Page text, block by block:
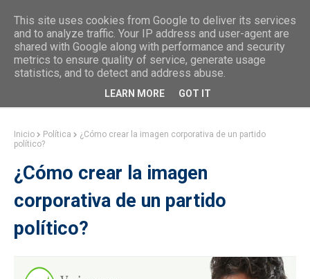
Inicio Política
¿Cómo crear la imagen corporativa de un partido
político?
¿Cómo crear la imagen
corporativa de un partido
político?
This site uses cookies from Google to deliver its services
and to analyze traffic. Your IP address and user-agent are
shared with Google along with performance and security
metrics to ensure quality of service, generate usage
statistics, and to detect and address abuse.
LEARN MORE GOT IT